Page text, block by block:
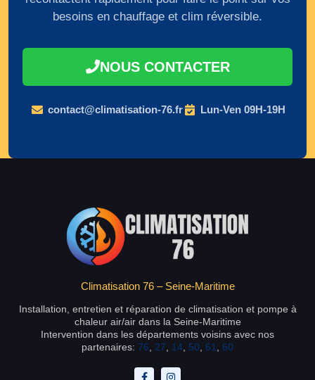
besoins en chauffage et clim réversible.
NOUS CONTACTER
contact@climatisation-76.fr Lun-Ven 09H-19H
Climatisation 76 – Seine-Maritime
Installation, entretien et réparation de climatisation et pompe à
chaleur air/air dans la Seine-Maritime
Intervention dans les départements voisins avec nos
partenaires: 76 27 14 50 61 60